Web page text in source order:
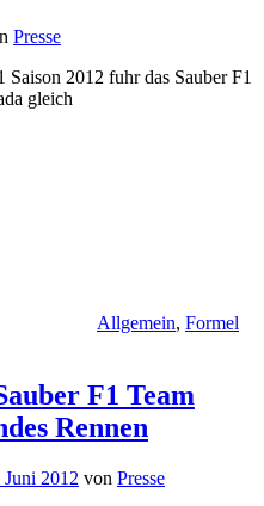
Presse
2012 fuhr das Sauber F1
gleich
Allgemein, Formel
F1 Team
Rennen
Juni 2012 von Presse